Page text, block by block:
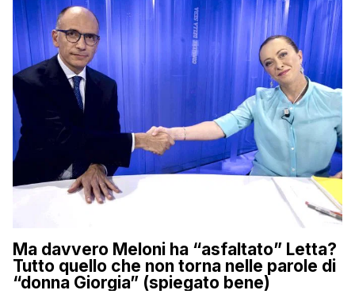
Ma davvero Meloni ha “asfaltato” Letta?
Tutto quello che non torna nelle parole di
“donna Giorgia” (spiegato bene)